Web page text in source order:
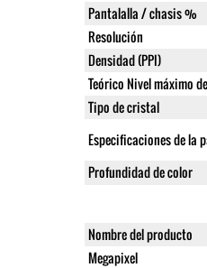
Pantalalla / chasis %
Resolución
Densidad (PPI)
Teórico Nivel máximo
Tipo de cristal
Especificaciones de la
Profundidad de color
Nombre del producto
Megapixel